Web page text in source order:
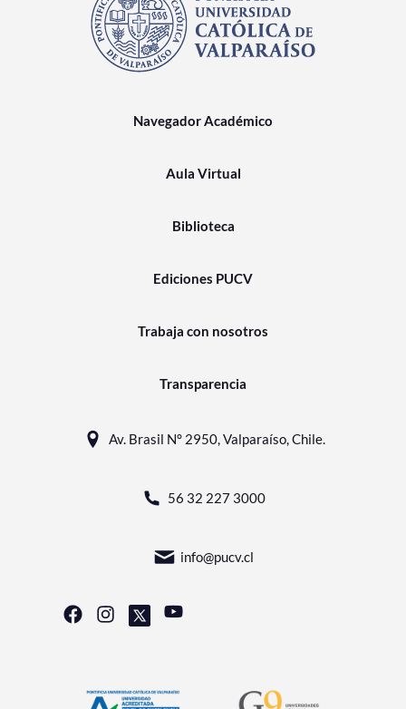
Navegador Académico
Aula Virtual
Biblioteca
Ediciones PUCV
Trabaja con nosotros
Transparencia
Av. Brasil N° 2950, Valparaíso, Chile.
56 32 227 3000
info@pucv.cl